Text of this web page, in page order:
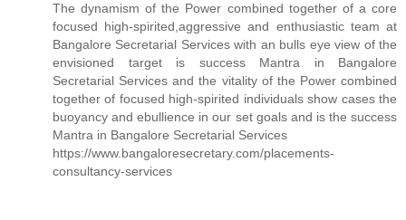
The dynamism of the Power combined together of a core
focused high-spirited,aggressive and enthusiastic team at
Bangalore Secretarial Services with an bulls eye view of the
envisioned target is success Mantra in Bangalore
Secretarial Services and the vitality of the Power combined
together of focused high-spirited individuals show cases the
buoyancy and ebullience in our set goals and is the success
Mantra in Bangalore Secretarial Services
https://www.bangaloresecretary.com/placements-
consultancy-services